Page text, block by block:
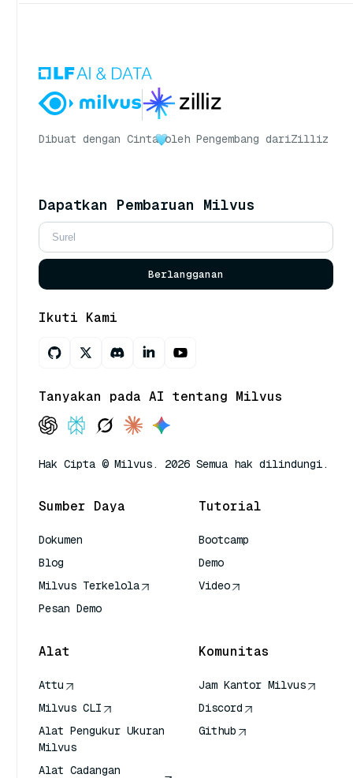
Dibuat dengan Cinta oleh Pengembang dariZilliz
Dapatkan Pembaruan Milvus
Berlangganan
Ikuti Kami
Tanyakan pada AI tentang Milvus
Hak Cipta © Milvus. 2026 Semua hak dilindungi.
Sumber Daya
Dokumen
Blog
Milvus Terkelola
Pesan Demo
Tutorial
Bootcamp
Demo
Video
Alat
Attu
Milvus CLI
Alat Pengukur Ukuran
Milvus
Alat Cadangan
Komunitas
Jam Kantor Milvus
Discord
Github